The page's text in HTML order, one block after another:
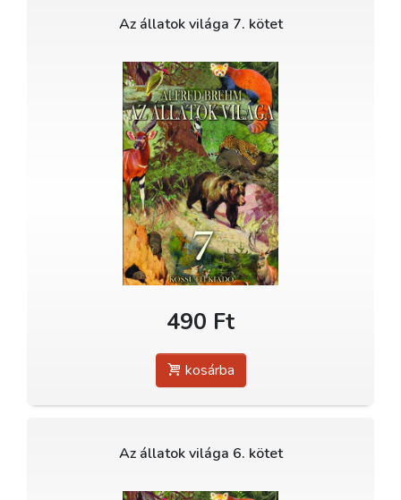
Az állatok világa 7. kötet
490 Ft
kosárba
Az állatok világa 6. kötet